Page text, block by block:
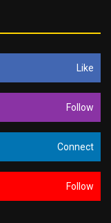
Like
Follow
Connect
Follow